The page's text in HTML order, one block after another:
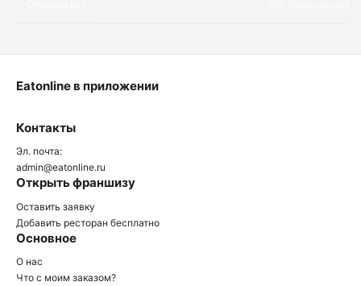
Войти
Контакты
Эл. почта:
admin@eatonline.ru
Открыть франшизу
Оставить заявку
Добавить ресторан бесплатно
Основное
О нас
Что с моим заказом?
Eatonline в приложении